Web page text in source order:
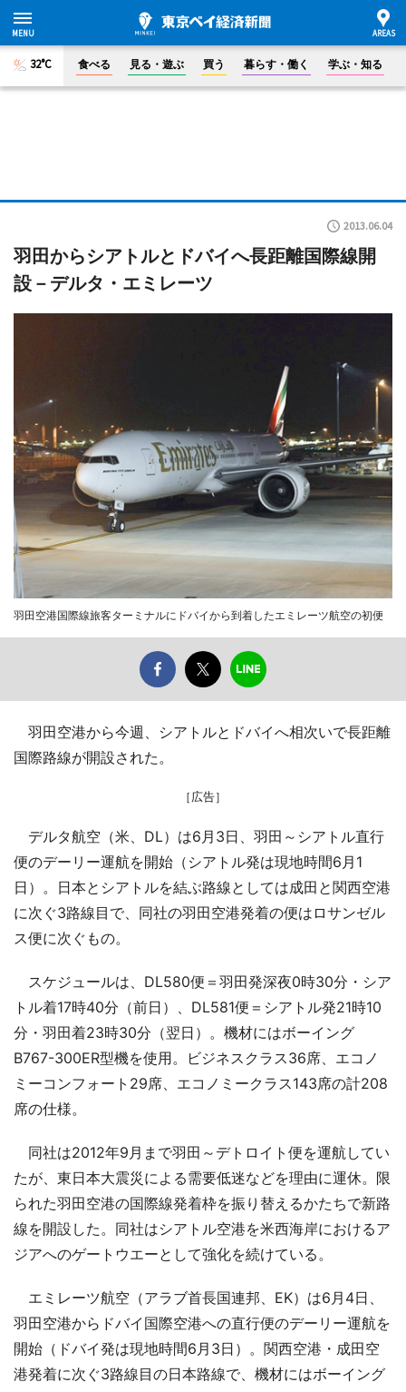
32°C 食べる 見る・遊ぶ 買う 暮らす・働く 学ぶ・知る
2013.06.04
羽田からシアトルとドバイへ長距離国際線開
設－デルタ・エミレーツ
羽田空港国際線旅客ターミナルにドバイから到着したエミレーツ航空の初便
羽田空港から今週、シアトルとドバイへ相次いで長距離
国際路線が開設された。
［広告］
デルタ航空（米、DL）は6月3日、羽田～シアトル直行
便のデーリー運航を開始（シアトル発は現地時間6月1
日）。日本とシアトルを結ぶ路線としては成田と関西空港
に次ぐ3路線目で、同社の羽田空港発着の便はロサンゼル
ス便に次ぐもの。
スケジュールは、DL580便＝羽田発深夜0時30分・シア
トル着17時40分（前日）、DL581便＝シアトル発21時10
分・羽田着23時30分（翌日）。機材にはボーイング
B767-300ER型機を使用。ビジネスクラス36席、エコノ
ミーコンフォート29席、エコノミークラス143席の計208
席の仕様。
同社は2012年9月まで羽田～デトロイト便を運航してい
たが、東日本大震災による需要低迷などを理由に運休。限
られた羽田空港の国際線発着枠を振り替えるかたちで新路
線を開設した。同社はシアトル空港を米西海岸におけるア
ジアへのゲートウエーとして強化を続けている。
エミレーツ航空（アラブ首長国連邦、EK）は6月4日、
羽田空港からドバイ国際空港への直行便のデーリー運航を
開始（ドバイ発は現地時間6月3日）。関西空港・成田空
港発着に次ぐ3路線目の日本路線で、機材にはボーイング